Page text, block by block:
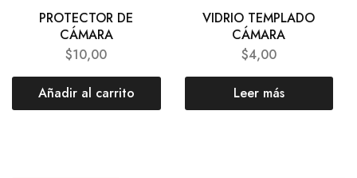
PROTECTOR DE
CÁMARA
$10,00
Añadir al carrito
VIDRIO TEMPLADO
CÁMARA
$4,00
Leer más